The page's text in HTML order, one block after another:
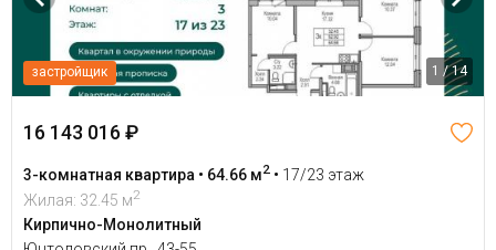
застройщик 1 / 14
16 143 016 ₽
3-комнатная квартира • 64.66 м2 • 17/23 этаж
Жилая: 32.45 м2
Кирпично-Монолитный